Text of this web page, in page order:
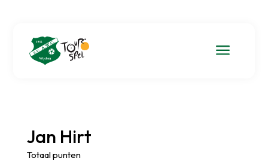
a
Jan Hirt
Totaal punten